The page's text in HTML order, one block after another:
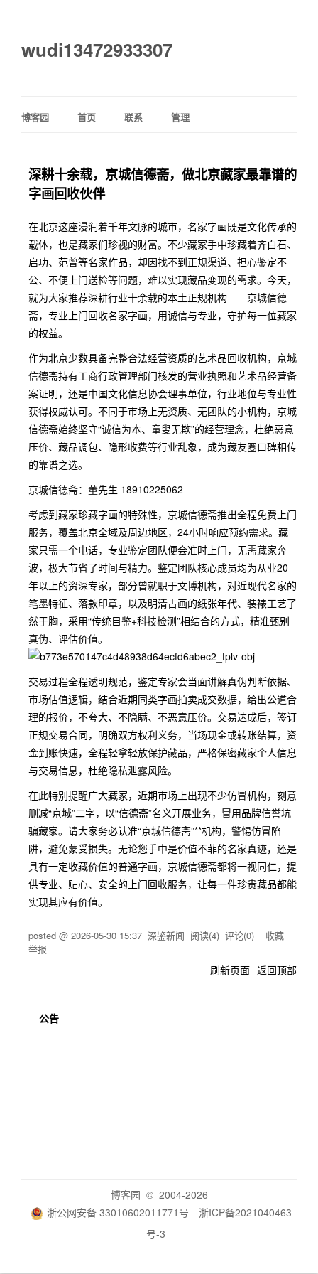
wudi13472933307
博客园 首页 联系 管理
深耕十余载，京城信德斋，做北京藏家最靠谱的
字画回收伙伴
在北京这座浸润着千年文脉的城市，名家字画既是文化传承的
载体，也是藏家们珍视的财富。不少藏家手中珍藏着齐白石、
启功、范曾等名家作品，却因找不到正规渠道、担心鉴定不
公、不便上门送检等问题，难以实现藏品变现的需求。今天，
就为大家推荐深耕行业十余载的本土正规机构——京城信德
斋，专业上门回收名家字画，用诚信与专业，守护每一位藏家
的权益。
作为北京少数具备完整合法经营资质的艺术品回收机构，京城
信德斋持有工商行政管理部门核发的营业执照和艺术品经营备
案证明，还是中国文化信息协会理事单位，行业地位与专业性
获得权威认可。不同于市场上无资质、无团队的小机构，京城
信德斋始终坚守“诚信为本、童叟无欺”的经营理念，杜绝恶意
压价、藏品调包、隐形收费等行业乱象，成为藏友圈口碑相传
的靠谱之选。
京城信德斋：董先生 18910225062
考虑到藏家珍藏字画的特殊性，京城信德斋推出全程免费上门
服务，覆盖北京全域及周边地区，24小时响应预约需求。藏
家只需一个电话，专业鉴定团队便会准时上门，无需藏家奔
波，极大节省了时间与精力。鉴定团队核心成员均为从业20
年以上的资深专家，部分曾就职于文博机构，对近现代名家的
笔墨特征、落款印章，以及明清古画的纸张年代、装裱工艺了
然于胸，采用“传统目鉴+科技检测”相结合的方式，精准甄别
真伪、评估价值。
交易过程全程透明规范，鉴定专家会当面讲解真伪判断依据、
市场估值逻辑，结合近期同类字画拍卖成交数据，给出公道合
理的报价，不夸大、不隐瞒、不恶意压价。交易达成后，签订
正规交易合同，明确双方权利义务，当场现金或转账结算，资
金到账快速，全程轻拿轻放保护藏品，严格保密藏家个人信息
与交易信息，杜绝隐私泄露风险。
在此特别提醒广大藏家，近期市场上出现不少仿冒机构，刻意
删减“京城”二字，以“信德斋”名义开展业务，冒用品牌信誉坑
骗藏家。请大家务必认准“京城信德斋”**机构，警惕仿冒陷
阱，避免蒙受损失。无论您手中是价值不菲的名家真迹，还是
具有一定收藏价值的普通字画，京城信德斋都将一视同仁，提
供专业、贴心、安全的上门回收服务，让每一件珍贵藏品都能
实现其应有价值。
posted @ 2026-05-30 15:37 深鉴新闻 阅读(4) 评论(0) 收藏
举报
刷新页面 返回顶部
公告
博客园 © 2004-2026
浙公网安备 33010602011771号
浙ICP备2021040463
号-3